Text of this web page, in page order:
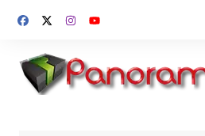
para
conteúdo